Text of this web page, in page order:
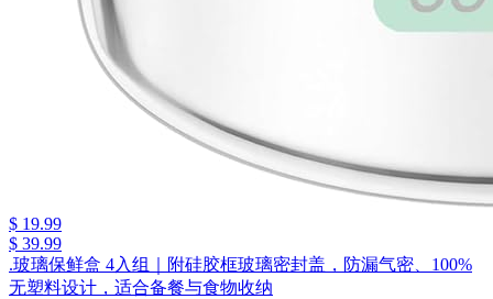
$ 19.99
$ 39.99
.玻璃保鲜盒 4入组｜附硅胶框玻璃密封盖，防漏气密、100%
无塑料设计，适合备餐与食物收纳